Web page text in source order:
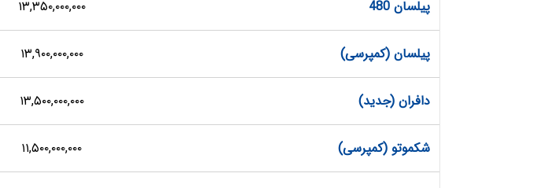
پیلسان 480 ۱۳,۳۵۰,۰۰۰,۰۰۰
پیلسان (کمپرسی) ۱۳,۹۰۰,۰۰۰,۰۰۰
دافران (جدید) ۱۳,۵۰۰,۰۰۰,۰۰۰
شکموتو (کمپرسی) ۱۱,۵۰۰,۰۰۰,۰۰۰